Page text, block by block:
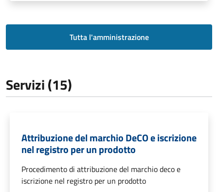
Tutta l'amministrazione
Servizi (15)
Attribuzione del marchio DeCO e iscrizione
nel registro per un prodotto
Procedimento di attribuzione del marchio deco e
iscrizione nel registro per un prodotto